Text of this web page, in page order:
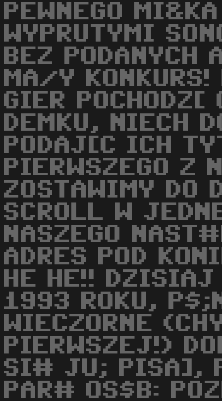
PEWNEGO
WYPRUTYMI
BEZ PODANYCH
MA/Y
GIER POCHODZ[
DEMKU, NIECH
PODAJ[C ICH
PIERWSZEGO Z
ZOSTAWIMY DO
SCROLL W
NASZEGO
ADRES POD
HE HE!!
1993 ROKU,
WIECZORNE
PIERWSZEJ!)
SI# JU; PISA],
PAR# OS$B: